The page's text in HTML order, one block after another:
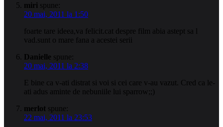
miri spune:
20 mai, 2011 la 1:50
foarte tare ideea,va felicit.cat despre film abia astept sa l
vad.sunt o mare fana a acestei serii
Danielle spune:
20 mai, 2011 la 2:38
E bine ca v-ati distrat si voi si cei care v-au vazut. Cred ca le-
ati adus aminte de nebuniile lui sparrow;;)
merlot spune:
22 mai, 2011 la 23:53